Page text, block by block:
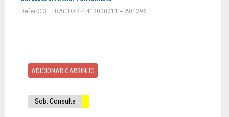
Refer C 3 : TRACTOR -1413000011 = A01396
ADICIONAR CARRINHO
Sob. Consulta